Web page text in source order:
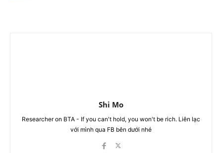
Shi Mo
Researcher on BTA - If you can't hold, you won't be rich. Liên lạc
với mình qua FB bên dưới nhé